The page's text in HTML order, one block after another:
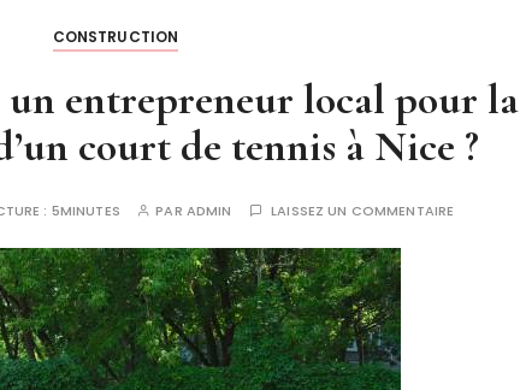
CONSTRUCTION
entrepreneur local pour la
court de tennis à Nice ?
: 5MINUTES PAR ADMIN LAISSEZ UN COMMENTAIRE